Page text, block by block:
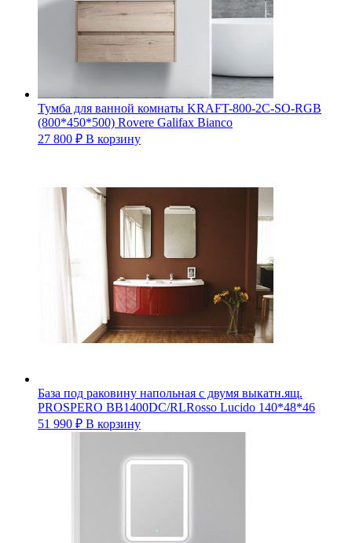
Тумба для ванной комнаты KRAFT-800-2C-SO-RGB
(800*450*500) Rovere Galifax Bianco
27 800 ₽ В корзину
База под раковину напольная с двумя выкатн.ящ.
PROSPERO BB1400DC/RLRosso Lucido 140*48*46
51 990 ₽ В корзину